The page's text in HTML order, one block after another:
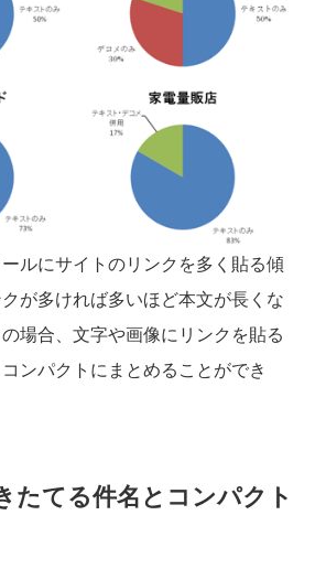
ルにサイトのリンクを多く貼る傾
が多ければ多いほど本文が長くな
場合、文字や画像にリンクを貼る
ンパクトにまとめることができ
たてる件名とコンパクト